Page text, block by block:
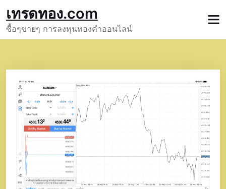
to
content
เทรดทอง.com
ซื้อๆขายๆ การลงทุนทองคำออนไลน์